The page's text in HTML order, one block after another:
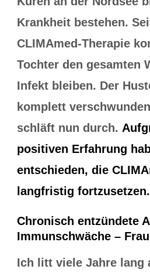
Krankheit bestehen.
CLIMAmed-Therapie
Tochter den gesamten
Infekt bleiben. Der
komplett
schläft nun durch.
positiven Erfahrung
entschieden, die
langfristig fortzusetzen.
Chronisch entzündete
Immunschwäche –
Ich litt viele Jahre lang